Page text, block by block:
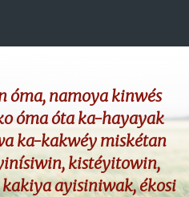
óma, namoya kinwés
óma óta ka-hayayak
ka-kakwéy miskétan
kistéyitowin,
ayisiniwak, ékosi